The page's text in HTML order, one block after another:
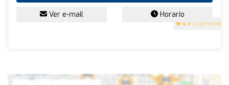
4.9 (7 opiniones)
Ver e-mail Horario